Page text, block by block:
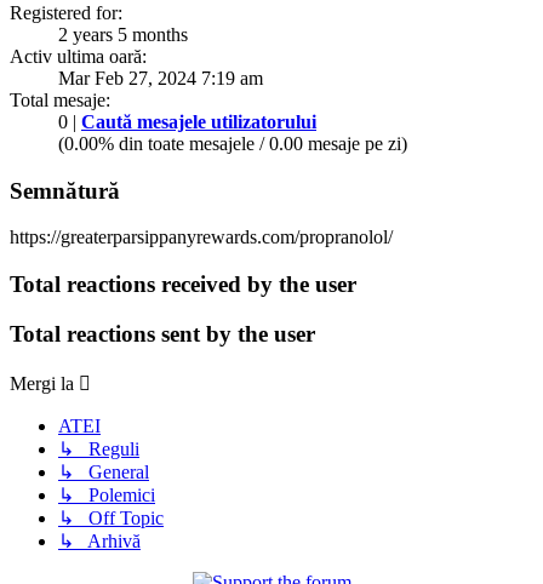
Registered for:
2 years 5 months
Activ ultima oară:
Mar Feb 27, 2024 7:19 am
Total mesaje:
0 | Caută mesajele utilizatorului
(0.00% din toate mesajele / 0.00 mesaje pe zi)
Semnătură
https://greaterparsippanyrewards.com/propranolol/
Total reactions received by the user
Total reactions sent by the user
Mergi la
ATEI
↳ Reguli
↳ General
↳ Polemici
↳ Off Topic
↳ Arhivă